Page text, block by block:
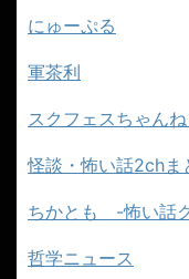
にゅーぷる
軍茶利
スクフェスちゃん
怪談・怖い話2chま
ちかとも -怖い話
哲学ニュース